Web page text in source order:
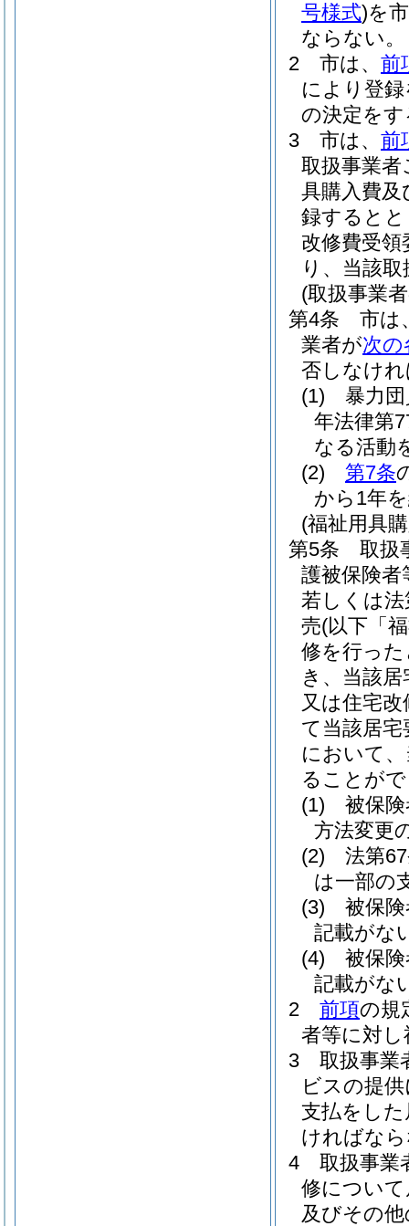
号様式)を
ならない。
2
市は、 前
により登
の決定を
3
市は、 前
取扱事業者
具購入費及
録すると
改修費受領
り、当該
(取扱事業
第4条
市は
業者が次の
否しなけ
(1)
暴力
年法律第
なる活動
(2)
第7条
から1年
(福祉用具
第5条
取扱
護被保険者
若しくは法
売(以下「
修を行っ
き、当該
又は住宅
て当該居
において
ることが
(1)
被保
方法変更
(2)
法第
は一部の
(3)
被保
記載がな
(4)
被保
記載がな
2
前項の規
者等に対
3
取扱事業
ビスの提
支払をし
ければな
4
取扱事業
修につい
及びその